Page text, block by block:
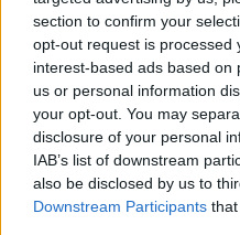
section to confirm your
opt-out request is processed
interest-based ads based on
us or personal information
your opt-out. You may
disclosure of your personal
IAB’s list of downstream
also be disclosed by us to
Downstream Participants